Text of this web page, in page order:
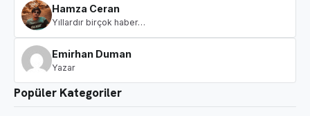
Hamza Ceran
Yıllardır birçok haber…
Emirhan Duman
Yazar
Popüler Kategoriler